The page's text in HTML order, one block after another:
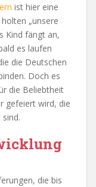
ist hier eine
„unsere
Kind fängt an,
es laufen
die Deutschen
Doch es
die Beliebtheit
gefeiert wird, die
die bis